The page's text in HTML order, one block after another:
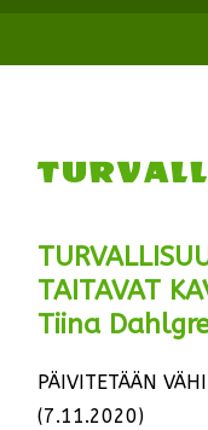
TAITAVAT
Tiina
PÄIVITETÄÄN
(7.11.2020)